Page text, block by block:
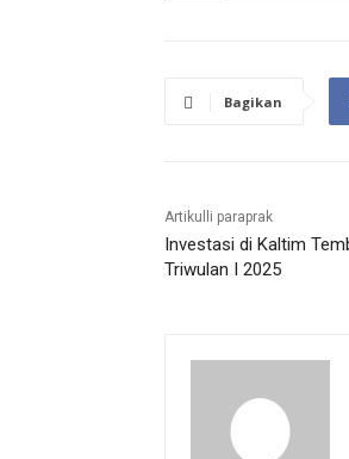
Bagikan
Artikulli paraprak
Investasi di Kaltim
Triwulan I 2025